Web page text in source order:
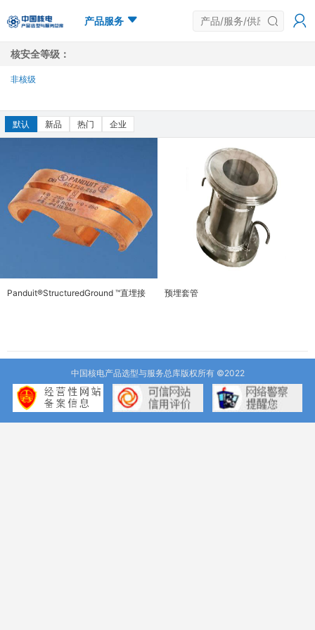
产品服务
核安全等级：
非核级
默认
新品 热门 企业
Panduit®StructuredGround ™直埋接
预埋套管
中国核电产品选型与服务总库版权所有 ©2022